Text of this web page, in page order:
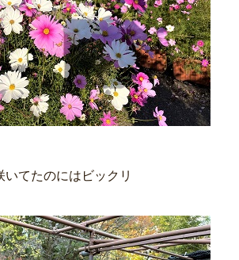
てたのにはビックリ